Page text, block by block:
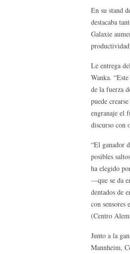
En su stand
destacaba
Galaxie
Le entrega
Wanka.
de la fuerza
puede
engranaje el
discurso con
“El ganador
posibles
ha elegido
—que se da
dentados de
con
(Centro
Junto a la
Mannheim,